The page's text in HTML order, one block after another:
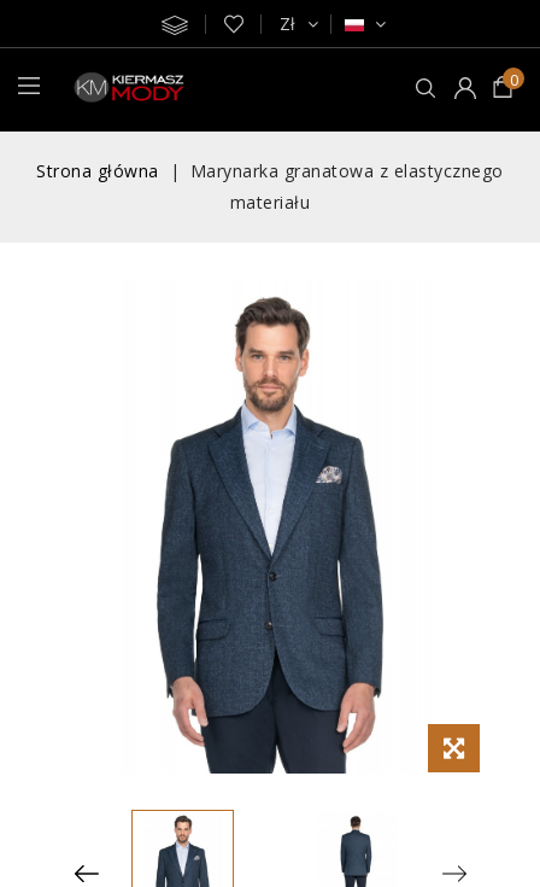
Zł
0
Strona główna
Marynarka granatowa z elastycznego
materiału